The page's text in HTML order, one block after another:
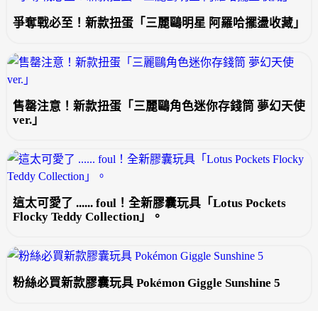
爭奪戰必至！新款扭蛋「三麗鷗明星 阿羅哈擺盪收藏」
售罄注意！新款扭蛋「三麗鷗角色迷你存錢筒 夢幻天使
ver.」
這太可愛了 ...... foul！全新膠囊玩具「Lotus Pockets
Flocky Teddy Collection」。
粉絲必買新款膠囊玩具 Pokémon Giggle Sunshine 5